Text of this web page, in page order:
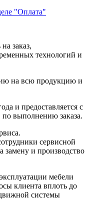
"Оплата"
заказ,
технологий и
на всю продукцию и
и предоставляется с
выполнению заказа.
сервисной
замену и производство
мебели
клиента вплоть до
системы